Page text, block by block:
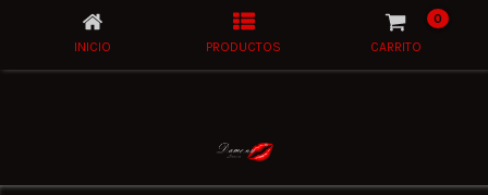
INICIO PRODUCTOS CARRITO
0